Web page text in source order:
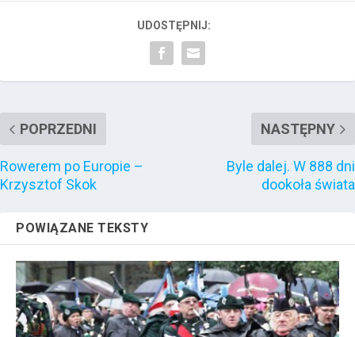
UDOSTĘPNIJ:
POPRZEDNI
Rowerem po Europie –
Krzysztof Skok
NASTĘPNY
Byle dalej. W 888 dni
dookoła świata
POWIĄZANE TEKSTY